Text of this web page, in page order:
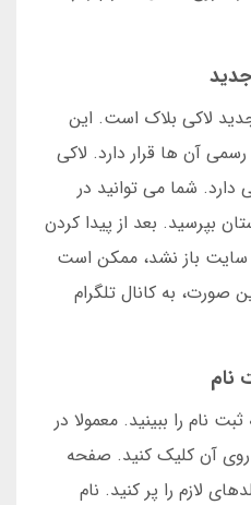
لاکی بلاک است. این
آن ها قرار دارد. لاکی
دارد. شما می توانید در
بپرسید. بعد از پیدا کردن
سایت باز نشد، ممکن است
به کانال تلگرام
نام
نام را ببینید. معمولا در
آن کلیک کنید. صفحه
لازم را پر کنید. نام